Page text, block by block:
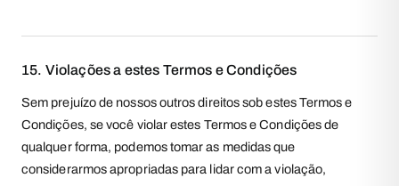
15. Violações a estes Termos e Condições
Sem prejuízo de nossos outros direitos sob estes Termos e
Condições, se você violar estes Termos e Condições de
qualquer forma, podemos tomar as medidas que
considerarmos apropriadas para lidar com a violação,